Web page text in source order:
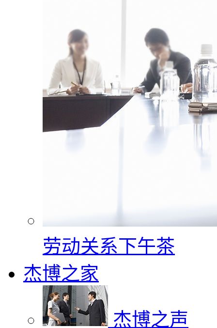
劳动关系下午茶
杰博之家
杰博之声